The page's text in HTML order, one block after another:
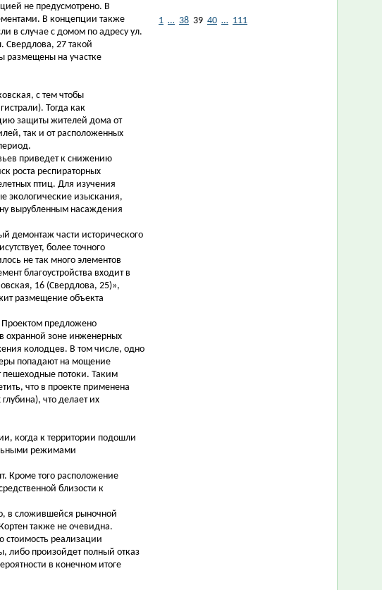
не предусмотрено. В
В концепции также
в случае с домом по адресу ул.
Свердлова, 27 такой
размещены на участке
с тем чтобы
Тогда как
защиты жителей дома от
так и от расположенных
приведет к снижению
роста респираторных
птиц. Для изучения
экологические изыскания,
вырубленным насаждения
демонтаж части исторического
более точного
не так много элементов
благоустройства входит в
16 (Свердлова, 25)»,
размещение объекта
Проектом предложено
охранной зоне инженерных
колодцев. В том числе, одно
попадают на мощение
пешеходные потоки. Таким
что в проекте применена
что делает их
когда к территории подошли
режимами
Кроме того расположение
близости к
в сложившейся рыночной
также не очевидна.
стоимость реализации
либо произойдет полный отказ
в конечном итоге
1 … 38 39 40 … 111